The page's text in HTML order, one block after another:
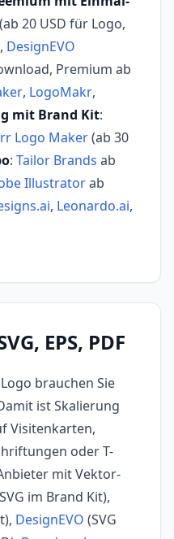
(ab 20 USD für Logo,
DesignEVO
Premium ab
, LogoMakr,
mit Brand Kit:
Logo Maker(ab 30
: Tailor Brands ab
Illustratorab
, Leonardo.ai,
EPS, PDF
brauchen Sie
ist Skalierung
Visitenkarten,
oder T-
mit Vektor-
im Brand Kit),
DesignEVO (SVG